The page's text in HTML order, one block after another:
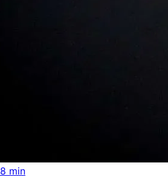
8 min